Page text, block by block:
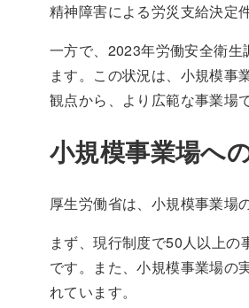
精神障害による労災支給決定
一方で、2023年労働安全衛
ます。この状況は、小規模事
観点から、より広範な事業場
小規模事業場へ
厚生労働省は、小規模事業場
まず、現行制度で50人以上
です。また、小規模事業場の
れています。